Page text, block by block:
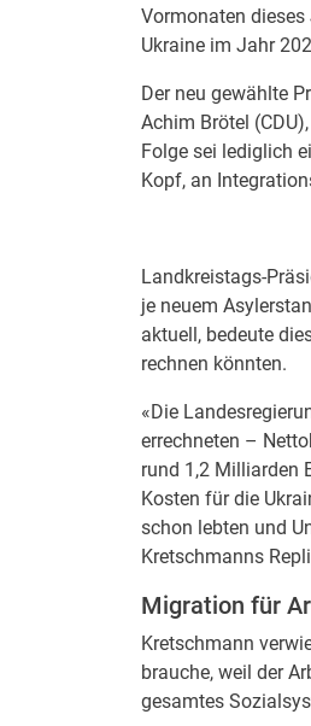
Vormonaten
Ukraine im Jahr
Der neu gewählte
Achim Brötel
Folge sei lediglich
Kopf, an
Landkreistags-
je neuem
aktuell, bedeute
rechnen könnten.
«Die
errechneten –
rund 1,2 Milliarden
Kosten für die
schon lebten und
Kretschmanns
Migration für
Kretschmann
brauche, weil der
gesamtes